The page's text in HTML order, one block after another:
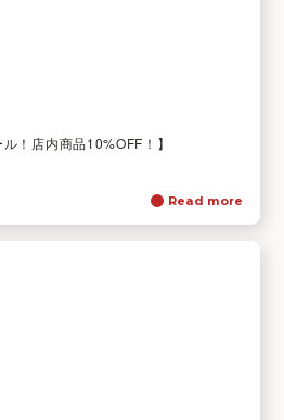
！店内商品10%OFF！】
Read more